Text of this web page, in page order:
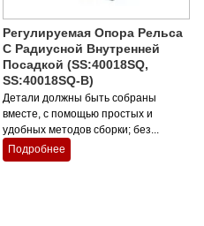
Регулируемая Опора Рельса
С Радиусной Внутренней
Посадкой (SS:40018SQ,
SS:40018SQ-B)
Детали должны быть собраны
вместе, с помощью простых и
удобных методов сборки; без...
Подробнее